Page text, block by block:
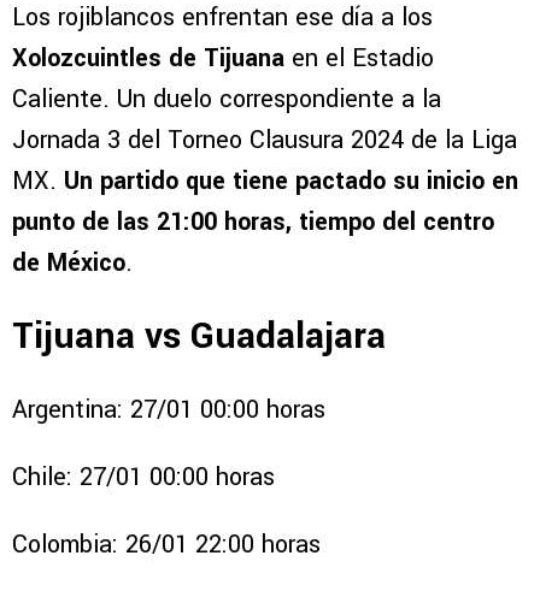
Los rojiblancos enfrentan ese día a los
Xolozcuintles de Tijuana en el Estadio
Caliente. Un duelo correspondiente a la
Jornada 3 del Torneo Clausura 2024 de la Liga
MX. Un partido que tiene pactado su inicio en
punto de las 21:00 horas, tiempo del centro
de México.
Tijuana vs Guadalajara
Argentina: 27/01 00:00 horas
Chile: 27/01 00:00 horas
Colombia: 26/01 22:00 horas